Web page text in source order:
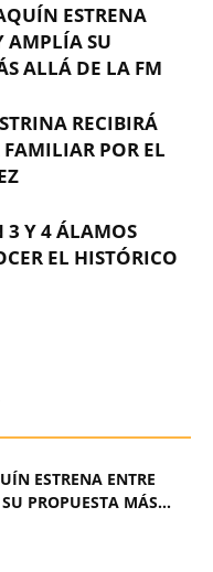
ESTRENA
AMPLÍA SU
ALLÁ DE LA FM
RECIBIRÁ
POR EL
3 Y 4 ÁLAMOS
EL HISTÓRICO
ESTRENA ENTRE
PROPUESTA MÁS...